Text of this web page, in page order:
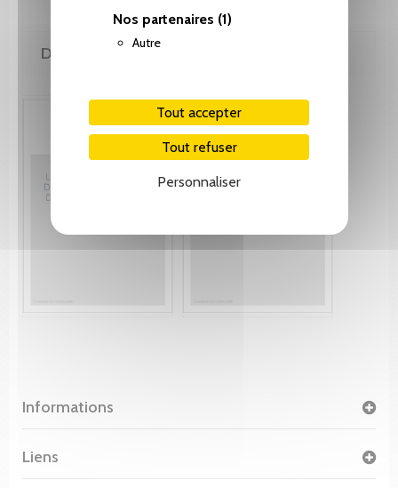
Nos partenaires (1)
Autre
Tout accepter
Tout refuser
Personnaliser
DE MÊME AUTEUR(E)
Informations
Liens